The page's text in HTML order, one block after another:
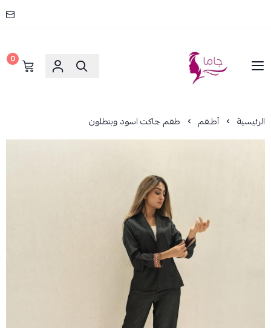
جاما _ JAMA
0
الرئيسية أطـقم طقم جاكت اسود وبنطلون